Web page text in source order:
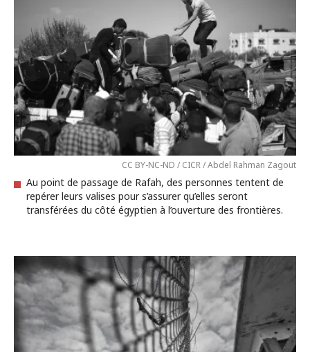
CC BY-NC-ND / CICR / Abdel Rahman Zagout
Au point de passage de Rafah, des personnes tentent de
repérer leurs valises pour s’assurer qu’elles seront
transférées du côté égyptien à l’ouverture des frontières.